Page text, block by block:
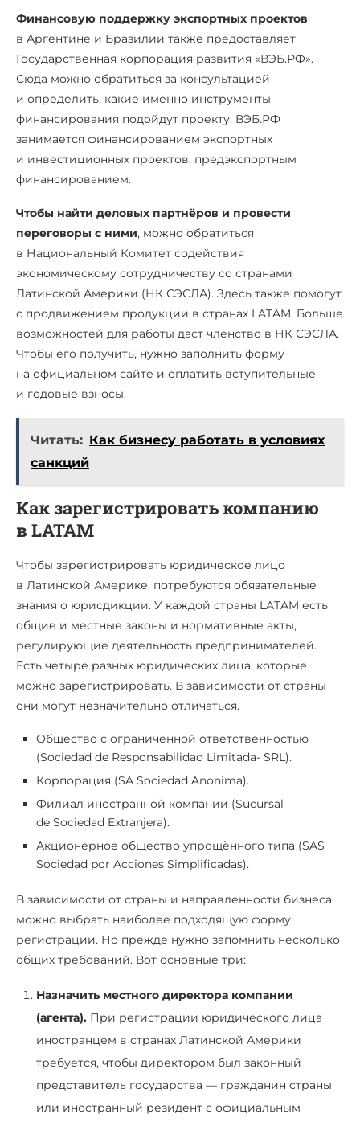
Финансовую поддержку экспортных проектов
в Аргентине и Бразилии также предоставляет
Государственная корпорация развития «ВЭБ.РФ».
Сюда можно обратиться за консультацией
и определить, какие именно инструменты
финансирования подойдут проекту. ВЭБ.РФ
занимается финансированием экспортных
и инвестиционных проектов, предэкспортным
финансированием.
Чтобы найти деловых партнёров и провести
переговоры с ними, можно обратиться
в Национальный Комитет содействия
экономическому сотрудничеству со странами
Латинской Америки (НК СЭСЛА). Здесь также помогут
с продвижением продукции в странах LATAM. Больше
возможностей для работы даст членство в НК СЭСЛА.
Чтобы его получить, нужно заполнить форму
на официальном сайте и оплатить вступительные
и годовые взносы.
Читать: Как бизнесу работать в условиях
санкций
Как зарегистрировать компанию
в LATAM
Чтобы зарегистрировать юридическое лицо
в Латинской Америке, потребуются обязательные
знания о юрисдикции. У каждой страны LATAM есть
общие и местные законы и нормативные акты,
регулирующие деятельность предпринимателей.
Есть четыре разных юридических лица, которые
можно зарегистрировать. В зависимости от страны
они могут незначительно отличаться.
Общество с ограниченной ответственностью
(Sociedad de Responsabilidad Limitada- SRL).
Корпорация (SA Sociedad Anonima).
Филиал иностранной компании (Sucursal
de Sociedad Extranjera).
Акционерное общество упрощённого типа (SAS
Sociedad por Acciones Simplificadas).
В зависимости от страны и направленности бизнеса
можно выбрать наиболее подходящую форму
регистрации. Но прежде нужно запомнить несколько
общих требований. Вот основные три:
Назначить местного директора компании
(агента). При регистрации юридического лица
иностранцем в странах Латинской Америки
требуется, чтобы директором был законный
представитель государства — гражданин страны
или иностранный резидент с официальным